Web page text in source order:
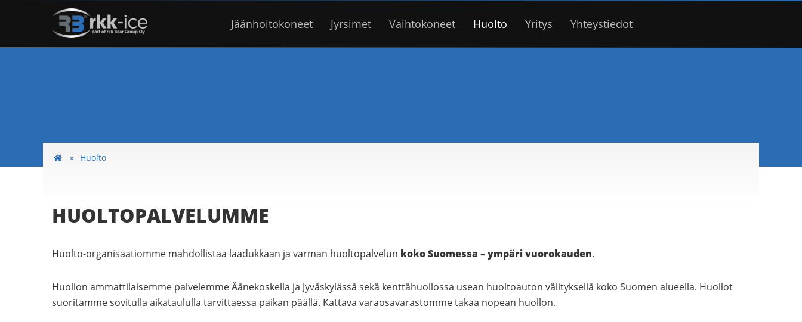
Jäänhoitokoneet Jyrsimet Vaihtokoneet Huolto Yritys Yhteystiedot
Huolto
HUOLTOPALVELUMME
Huolto-organisaatiomme mahdollistaa laadukkaan ja varman huoltopalvelun koko Suomessa – ympäri vuorokauden.
Huollon ammattilaisemme palvelemme Äänekoskella ja Jyväskylässä sekä kenttähuollossa usean huoltoauton välityksellä koko Suomen alueella. Huollot
suoritamme sovitulla aikataululla tarvittaessa paikan päällä. Kattava varaosavarastomme takaa nopean huollon.